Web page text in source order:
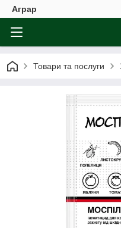
Аграр
Товари та послуги